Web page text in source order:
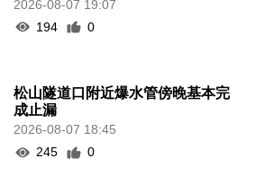
2026-08-07 19:07
194
0
松山隧道口附近爆水管傍晚基本完
成止漏
2026-08-07 18:45
245
0